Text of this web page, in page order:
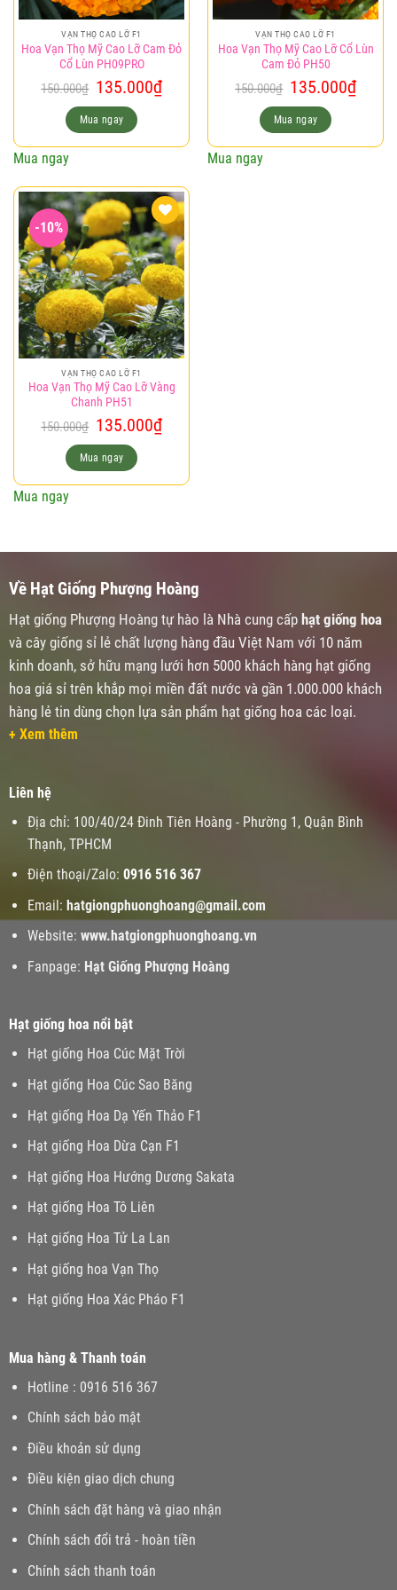
VẠN THỌ CAO LỠ F1
Hoa Vạn Thọ Mỹ Cao Lỡ Cam Đỏ
Cổ Lùn PH09PRO
150.000₫ Giá
gốc
là:
150.000₫.
135.000₫Giá
hiện
135.000₫.
Mua ngay
Mua ngay
VẠN THỌ CAO LỠ F1
Hoa Vạn Thọ Mỹ Cao Lỡ Cổ Lùn
Cam Đỏ PH50
150.000₫ Giá
gốc
là:
150.000₫.
135.000₫Giá
hiện
Mua ngay
Mua ngay
-10%
Add to
wishlist
VẠN THỌ CAO LỠ F1
Hoa Vạn Thọ Mỹ Cao Lỡ Vàng
Chanh PH51
150.000₫ Giá
gốc
là:
150.000₫.
135.000₫Giá
hiện
Mua ngay
Mua ngay
Về Hạt Giống Phượng Hoàng
Hạt giống Phượng Hoàng tự hào là Nhà cung cấp hạt giống hoa
và cây giống sỉ lẻ chất lượng hàng đầu Việt Nam với 10 năm
kinh doanh, sở hữu mạng lưới hơn 5000 khách hàng hạt giống
hoa giá sỉ trên khắp mọi miền đất nước và gần 1.000.000 khách
hàng lẻ tin dùng chọn lựa sản phẩm hạt giống hoa các loại.
+ Xem thêm
Liên hệ
Địa chỉ: 100/40/24 Đinh Tiên Hoàng - Phường 1, Quận Bình
Thạnh, TPHCM
Điện thoại/Zalo: 0916 516 367
Email: hatgiongphuonghoang@gmail.com
Website: www. hatgiongphuonghoang.vn
Fanpage: Hạt Giống Phượng Hoàng
Hạt giống hoa nổi bật
Hạt giống Hoa Cúc Mặt Trời
Hạt giống Hoa Cúc Sao Băng
Hạt giống Hoa Dạ Yến Thảo F1
Hạt giống Hoa Dừa Cạn F1
Hạt giống Hoa Hướng Dương Sakata
Hạt giống Hoa Tô Liên
Hạt giống Hoa Tử La Lan
Hạt giống hoa Vạn Thọ
Hạt giống Hoa Xác Pháo F1
Mua hàng & Thanh toán
Hotline : 0916 516 367
Chính sách bảo mật
Điều khoản sử dụng
Điều kiện giao dịch chung
Chính sách đặt hàng và giao nhận
Chính sách đổi trả - hoàn tiền
Chính sách thanh toán